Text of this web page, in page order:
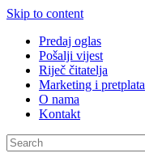
Skip to content
Predaj oglas
Pošalji vijest
Riječ čitatelja
Marketing i pretplata
O nama
Kontakt